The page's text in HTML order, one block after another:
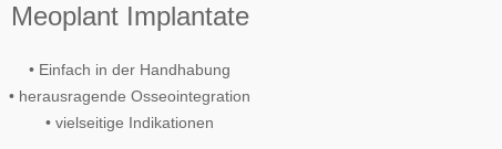
Meoplant Implantate
• Einfach in der Handhabung
• herausragende Osseointegration
• vielseitige Indikationen